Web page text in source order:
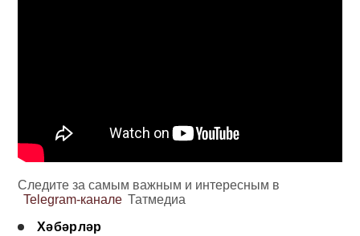
Следите за самым важным и интересным в
Telegram-канале Татмедиа
Хәбәрләр